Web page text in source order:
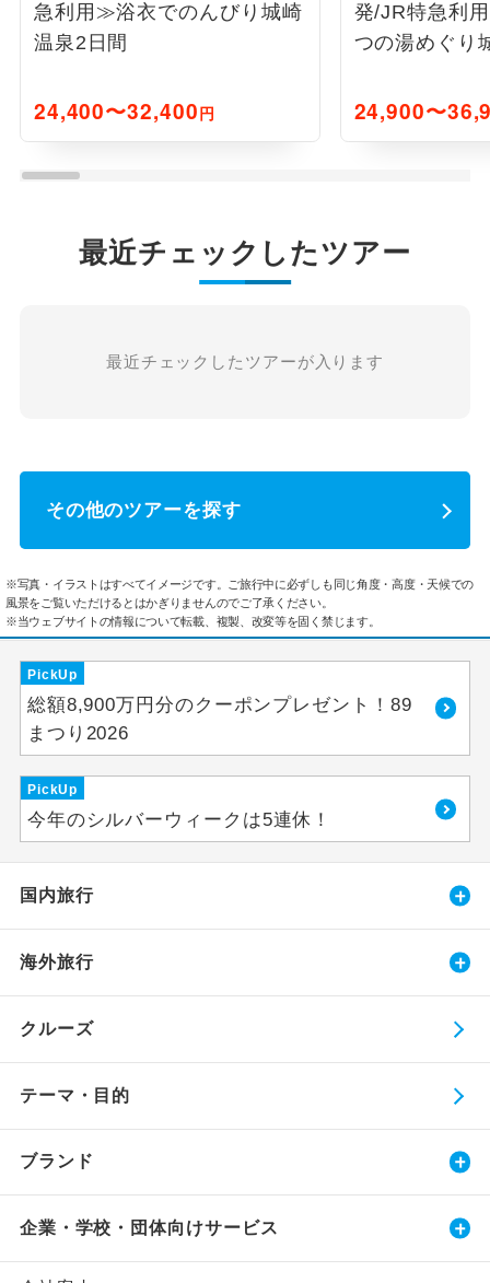
急利用≫浴衣でのんびり城崎
温泉2日間
24,400〜32,400円
発/JR特急利
つの湯めぐり
24,900〜
最近チェックしたツアー
最近チェックしたツアーが入ります
その他のツアーを探す
※写真・イラストはすべてイメージです。ご旅行中に必ずしも同じ角度・高度・天候での
風景をご覧いただけるとはかぎりませんのでご了承ください。
※当ウェブサイトの情報について転載、複製、改変等を固く禁じます。
PickUp
総額8,900万円分のクーポンプレゼント！89
まつり2026
PickUp
今年のシルバーウィークは5連休！
国内旅行
海外旅行
クルーズ
テーマ・目的
ブランド
企業・学校・団体向けサービス